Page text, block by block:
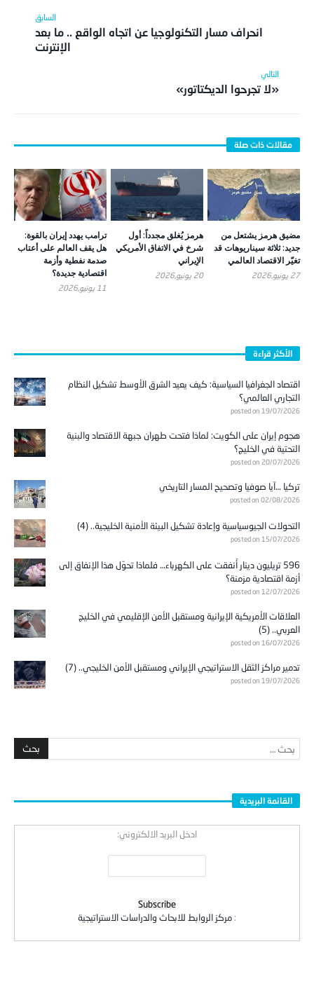
انحراف مسار التكنولوجيا عن اتجاه الواقع .. ما بعد
الإنترنت
«لا تجرحوا الديكتاتور»
مضيق هرمز يشتعل من
جديد: ثلاثة سيناريوهات قد
تغيّر الاقتصاد العالمي
27 يونيو,2026
هرمز يُغلق مجدداً: أول
شرخ في الاتفاق الأمريكي
الإيراني
20 يونيو,2026
ترامب يهدد إيران بالقوة:
هل يقف العالم على أعتاب
صدمة نفطية وأزمة
اقتصادية جديدة؟
11 يونيو,2026
الأكثر قراءة
اقتصاد الجغرافيا السياسية: كيف يعيد الشرق الأوسط تشكيل النظام
التجاري العالمي؟
posted on 19/07/2026
هجوم إيران على الكويت: لماذا فتحت طهران جبهة الاقتصاد والبنية
التحتية في الخليج؟
posted on 20/07/2026
تركيا …آيا صوفيا وتصحيح المسار التاريخي
posted on 02/08/2026
التحولات الجيوسياسية وإعادة تشكيل البيئة الأمنية الخليجية.. (4)
posted on 15/07/2026
596 تريليون دينار أُنفقت على الكهرباء… فلماذا تحوّل هذا الإنفاق إلى
أزمة اقتصادية مزمنة؟
posted on 12/07/2026
العلاقات الأمريكية الإيرانية ومستقبل الأمن الإقليمي في الخليج
العربي.. (5)
posted on 16/07/2026
تدمير مراكز الثقل الاستراتيجي الإيراني ومستقبل الأمن الخليجي.. (7)
posted on 19/07/2026
القائمة البريدية
ادخل البريد الالكتروني:
: مركز الروابط للابحاث والدراسات الاستراتيجية